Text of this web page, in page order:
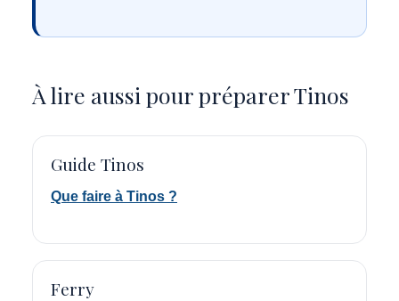
À lire aussi pour préparer Tinos
Guide Tinos
Que faire à Tinos ?
Ferry